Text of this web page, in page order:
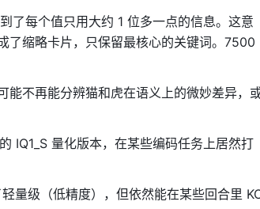
了每个值只用大约 1 位多一点的信息。这意
了缩略卡片，只保留最核心的关键词。7500
能不再能分辨猫和虎在语义上的微妙差异，
IQ1_S 量化版本，在某些编码任务上居然打
量级（低精度），但依然能在某些回合里